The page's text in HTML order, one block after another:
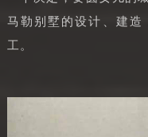
马勒别墅的设计、建造
工。